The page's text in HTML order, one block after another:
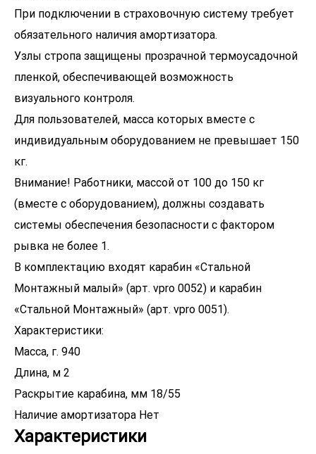
При подключении в страховочную систему требует
обязательного наличия амортизатора.
Узлы стропа защищены прозрачной термоусадочной
пленкой, обеспечивающей возможность
визуального контроля.
Для пользователей, масса которых вместе с
индивидуальным оборудованием не превышает 150
кг.
Внимание! Работники, массой от 100 до 150 кг
(вместе с оборудованием), должны создавать
системы обеспечения безопасности с фактором
рывка не более 1.
В комплектацию входят карабин «Стальной
Монтажный малый» (арт. vpro 0052) и карабин
«Стальной Монтажный» (арт. vpro 0051).
Характеристики:
Масса, г. 940
Длина, м 2
Раскрытие карабина, мм 18/55
Наличие амортизатора Нет
Характеристики